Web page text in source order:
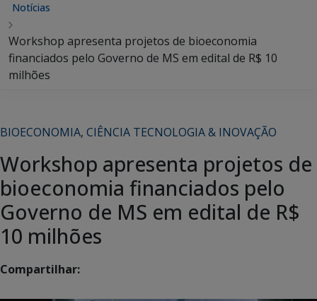
Notícias
Workshop apresenta projetos de bioeconomia
financiados pelo Governo de MS em edital de R$ 10
milhões
BIOECONOMIA, CIÊNCIA TECNOLOGIA & INOVAÇÃO
Workshop apresenta projetos de
bioeconomia financiados pelo
Governo de MS em edital de R$
10 milhões
Compartilhar: